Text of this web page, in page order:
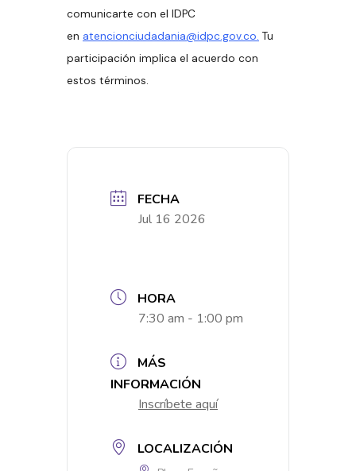
comunicarte con el IDPC
en atencionciudadania@idpc.gov.co. Tu
participación implica el acuerdo con
estos términos.
FECHA
Jul 16 2026
HORA
7:30 am - 1:00 pm
MÁS
INFORMACIÓN
Inscríbete aquí
LOCALIZACIÓN